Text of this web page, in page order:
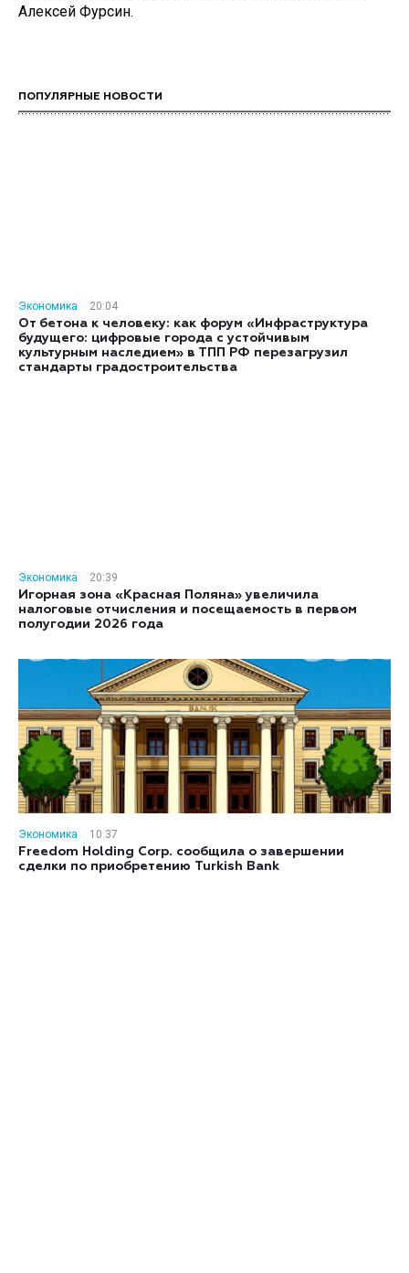
Алексей Фурсин.
ПОПУЛЯРНЫЕ НОВОСТИ
Экономика
20:04
От бетона к человеку: как форум «Инфраструктура
будущего: цифровые города с устойчивым
культурным наследием» в ТПП РФ перезагрузил
стандарты градостроительства
Экономика
20:39
Игорная зона «Красная Поляна» увеличила
налоговые отчисления и посещаемость в первом
полугодии 2026 года
Экономика
10:37
Freedom Holding Corp. сообщила о завершении
сделки по приобретению Turkish Bank